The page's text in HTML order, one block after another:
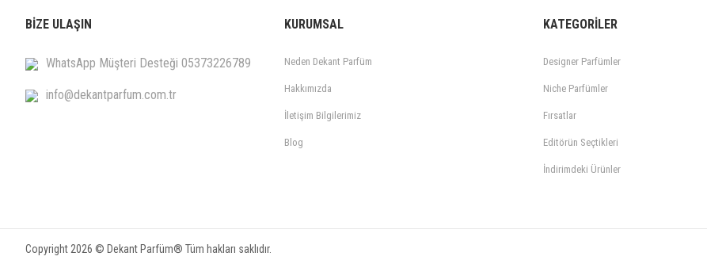
BİZE ULAŞIN
WhatsApp Müşteri Desteği 05373226789
info@dekantparfum.com.tr
KURUMSAL
Neden Dekant Parfüm
Hakkımızda
İletişim Bilgilerimiz
Blog
KATEGORİLER
Designer Parfümler
Niche Parfümler
Fırsatlar
Editörün Seçtikleri
İndirimdeki Ürünler
Copyright 2026 © Dekant Parfüm® Tüm hakları saklıdır.